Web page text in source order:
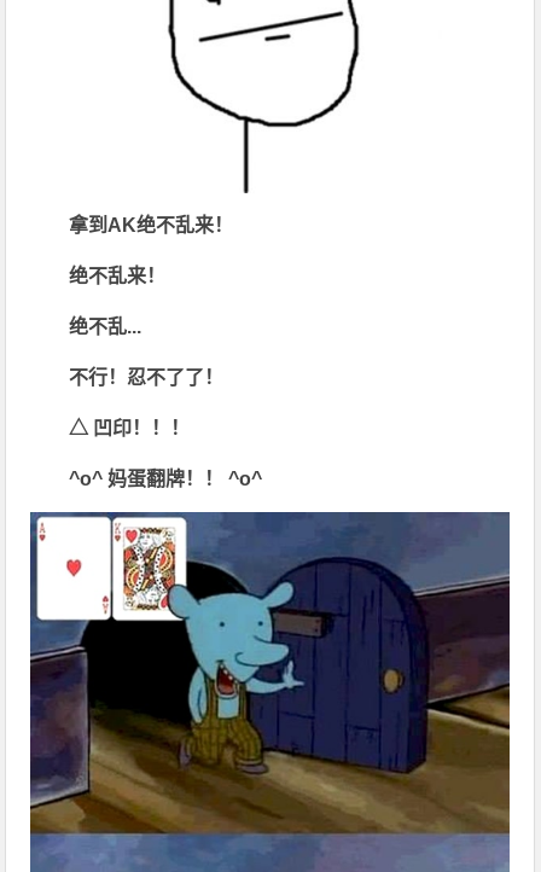
拿到AK绝不乱来！
绝不乱来！
绝不乱...
不行！忍不了了！
△ 凹印！！！
^o^妈蛋翻牌！！ ^o^